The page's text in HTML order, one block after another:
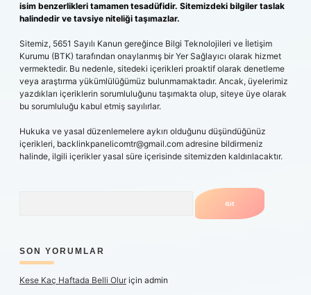
isim benzerlikleri tamamen tesadüfidir. Sitemizdeki bilgiler taslak
halindedir ve tavsiye niteliği taşımazlar.
Sitemiz, 5651 Sayılı Kanun gereğince Bilgi Teknolojileri ve İletişim
Kurumu (BTK) tarafından onaylanmış bir Yer Sağlayıcı olarak hizmet
vermektedir. Bu nedenle, sitedeki içerikleri proaktif olarak denetleme
veya araştırma yükümlülüğümüz bulunmamaktadır. Ancak, üyelerimiz
yazdıkları içeriklerin sorumluluğunu taşımakta olup, siteye üye olarak
bu sorumluluğu kabul etmiş sayılırlar.
Hukuka ve yasal düzenlemelere aykırı olduğunu düşündüğünüz
içerikleri, backlinkpanelicomtr@gmail.com adresine bildirmeniz
halinde, ilgili içerikler yasal süre içerisinde sitemizden kaldırılacaktır.
SON YORUMLAR
Kese Kaç Haftada Belli Oluriçin admin